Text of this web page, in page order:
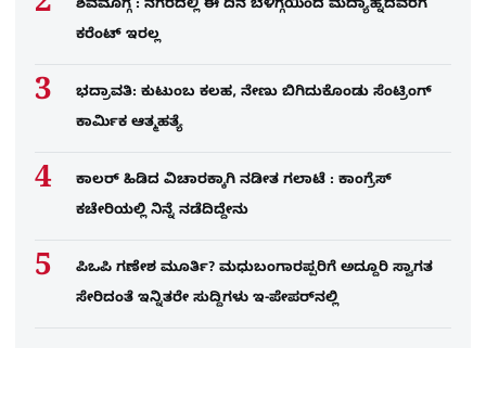
ಶಿವಮೊಗ್ಗ : ನಗರದಲ್ಲಿ ಈ ದಿನ ಬೆಳಿಗ್ಗೆಯಿಂದ ಮದ್ಯಾಹ್ನದವರೆಗೆ
ಕರೆಂಟ್​ ಇರಲ್ಲ
ಭದ್ರಾವತಿ: ಕುಟುಂಬ ಕಲಹ, ನೇಣು ಬಿಗಿದುಕೊಂಡು ಸೆಂಟ್ರಿಂಗ್​
ಕಾರ್ಮಿಕ ಆತ್ಮಹತ್ಯೆ
ಕಾಲರ್​​​ ಹಿಡಿದ ವಿಚಾರಕ್ಕಾಗಿ ನಡೀತ ಗಲಾಟೆ : ಕಾಂಗ್ರೆಸ್​
ಕಚೇರಿಯಲ್ಲಿ ನಿನ್ನೆ ನಡೆದಿದ್ದೇನು
ಪಿಒಪಿ ಗಣೇಶ ಮೂರ್ತಿ? ಮಧುಬಂಗಾರಪ್ಪರಿಗೆ ಅದ್ದೂರಿ ಸ್ವಾಗತ
ಸೇರಿದಂತೆ ಇನ್ನಿತರೇ ಸುದ್ದಿಗಳು ಇ-ಪೇಪರ್​ನಲ್ಲಿ